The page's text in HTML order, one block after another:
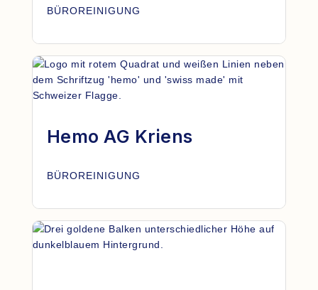
BÜROREINIGUNG
Hemo AG Kriens
BÜROREINIGUNG